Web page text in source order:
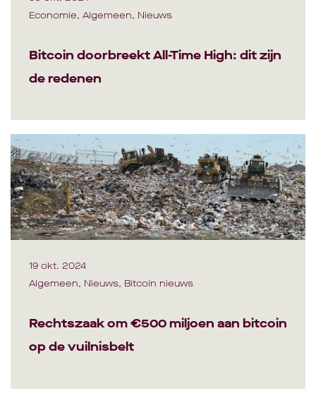
Economie, Algemeen, Nieuws
Bitcoin doorbreekt All-Time High: dit zijn
de redenen
19 okt. 2024
Algemeen, Nieuws, Bitcoin nieuws
Rechtszaak om €500 miljoen aan bitcoin
op de vuilnisbelt